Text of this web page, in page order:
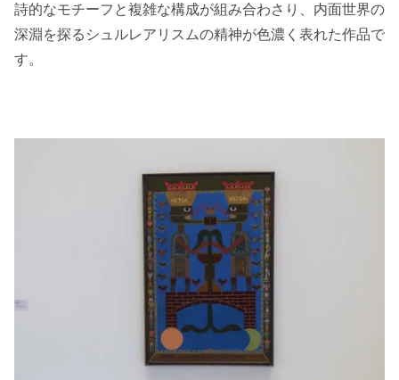
詩的なモチーフと複雑な構成が組み合わさり、内面世界の
深淵を探るシュルレアリスムの精神が色濃く表れた作品で
す。